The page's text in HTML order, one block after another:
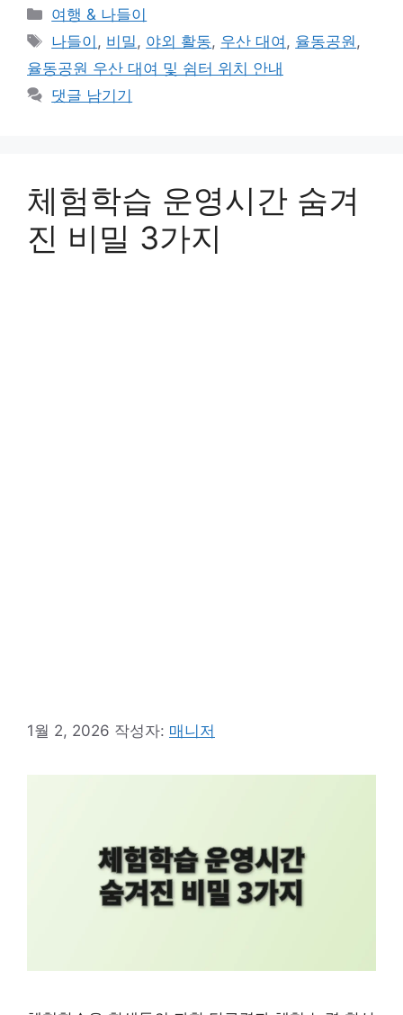
카
테
고
리
여행 & 나들이
태
그
나들이 , 비밀 , 야외 활동, 우산 대여 , 율동공원 ,
율동공원 우산 대여 및 쉼터 위치 안내
댓글 남기기
체험학습 운영시간 숨겨
진 비밀 3가지
1월 2, 2026 작성자: 매니저